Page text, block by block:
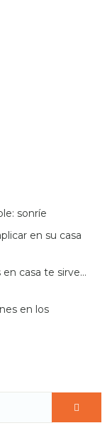
sonríe
en su casa
casa te sirve…
en los